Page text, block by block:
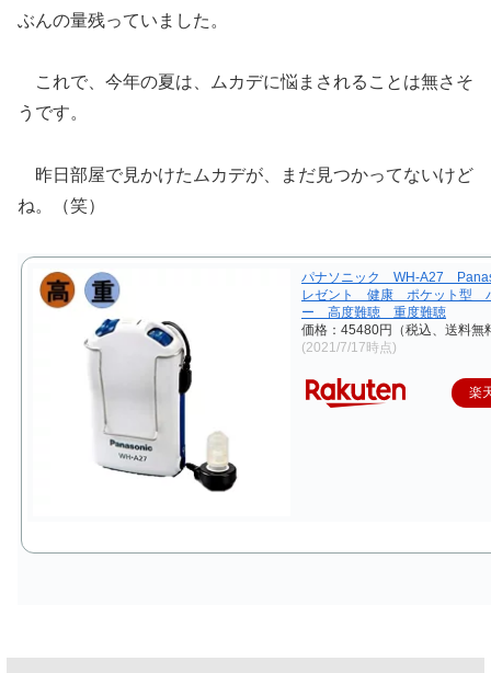
ぶんの量残っていました。
これで、今年の夏は、ムカデに悩まされることは無さそ
うです。
昨日部屋で見かけたムカデが、まだ見つかってないけど
ね。（笑）
パナソニック WH-A27
レゼント 健康 ポケット型
ー 高度難聴 重度難聴
価格：45480円（税込、送料無
(2021/7/17時点)
楽